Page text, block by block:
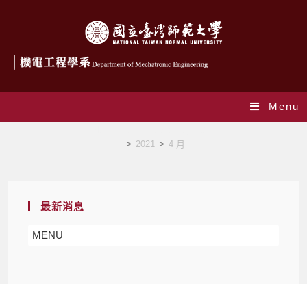
Menu
> 2021 > 4 月
最新消息
MENU